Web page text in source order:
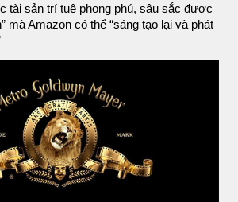
tài sản trí tuệ phong phú, sâu sắc được
mà Amazon có thể “sáng tạo lại và phát